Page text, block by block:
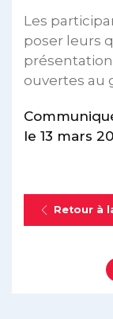
Les
poser leurs
ouvertes au
le 13 mars
Retour à